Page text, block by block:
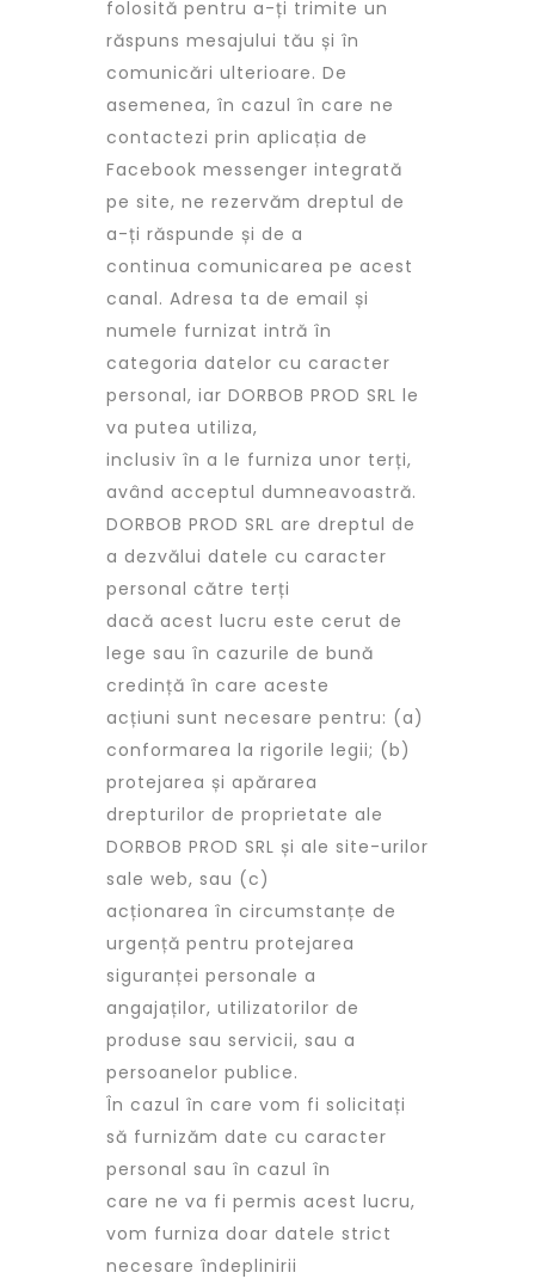
folosită pentru a-ți trimite un
răspuns mesajului tău și în
comunicări ulterioare. De
asemenea, în cazul în care ne
contactezi prin aplicația de
Facebook messenger integrată
pe site, ne rezervăm dreptul de
a-ți răspunde și de a
continua comunicarea pe acest
canal. Adresa ta de email și
numele furnizat intră în
categoria datelor cu caracter
personal, iar DORBOB PROD SRL le
va putea utiliza,
inclusiv în a le furniza unor terți,
având acceptul dumneavoastră.
DORBOB PROD SRL are dreptul de
a dezvălui datele cu caracter
personal către terți
dacă acest lucru este cerut de
lege sau în cazurile de bună
credință în care aceste
acțiuni sunt necesare pentru: (a)
conformarea la rigorile legii; (b)
protejarea și apărarea
drepturilor de proprietate ale
DORBOB PROD SRL și ale site-urilor
sale web, sau (c)
acționarea în circumstanțe de
urgență pentru protejarea
siguranței personale a
angajaților, utilizatorilor de
produse sau servicii, sau a
persoanelor publice.
În cazul în care vom fi solicitați
să furnizăm date cu caracter
personal sau în cazul în
care ne va fi permis acest lucru,
vom furniza doar datele strict
necesare îndeplinirii